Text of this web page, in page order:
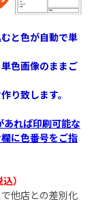
と色が自動で単
色画像のままご
り致します。
あれば印刷可能な
に色番号をご指
）​
他店との差別化